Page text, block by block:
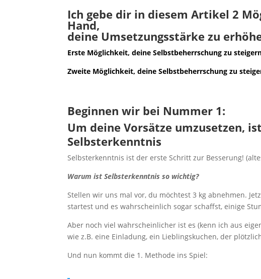
Ich gebe dir in diesem Artikel 2
Hand,
deine Umsetzungsstärke zu
Erste Möglichkeit, deine Selbstbeherrschung zu
Zweite Möglichkeit, deine Selbstbeherrschung zu
Beginnen wir bei Nummer 1:
Um deine Vorsätze umzusetzen,
Selbsterkenntnis
Selbsterkenntnis ist der erste Schritt zur Besserung!
Warum ist Selbsterkenntnis so wichtig?
Stellen wir uns mal vor, du möchtest 3 kg abnehmen.
startest und es wahrscheinlich sogar schaffst, einige
Aber noch viel wahrscheinlicher ist es (kenn ich aus
wie z.B. eine Einladung, ein Lieblingskuchen, der
Und nun kommt die 1. Methode ins Spiel: